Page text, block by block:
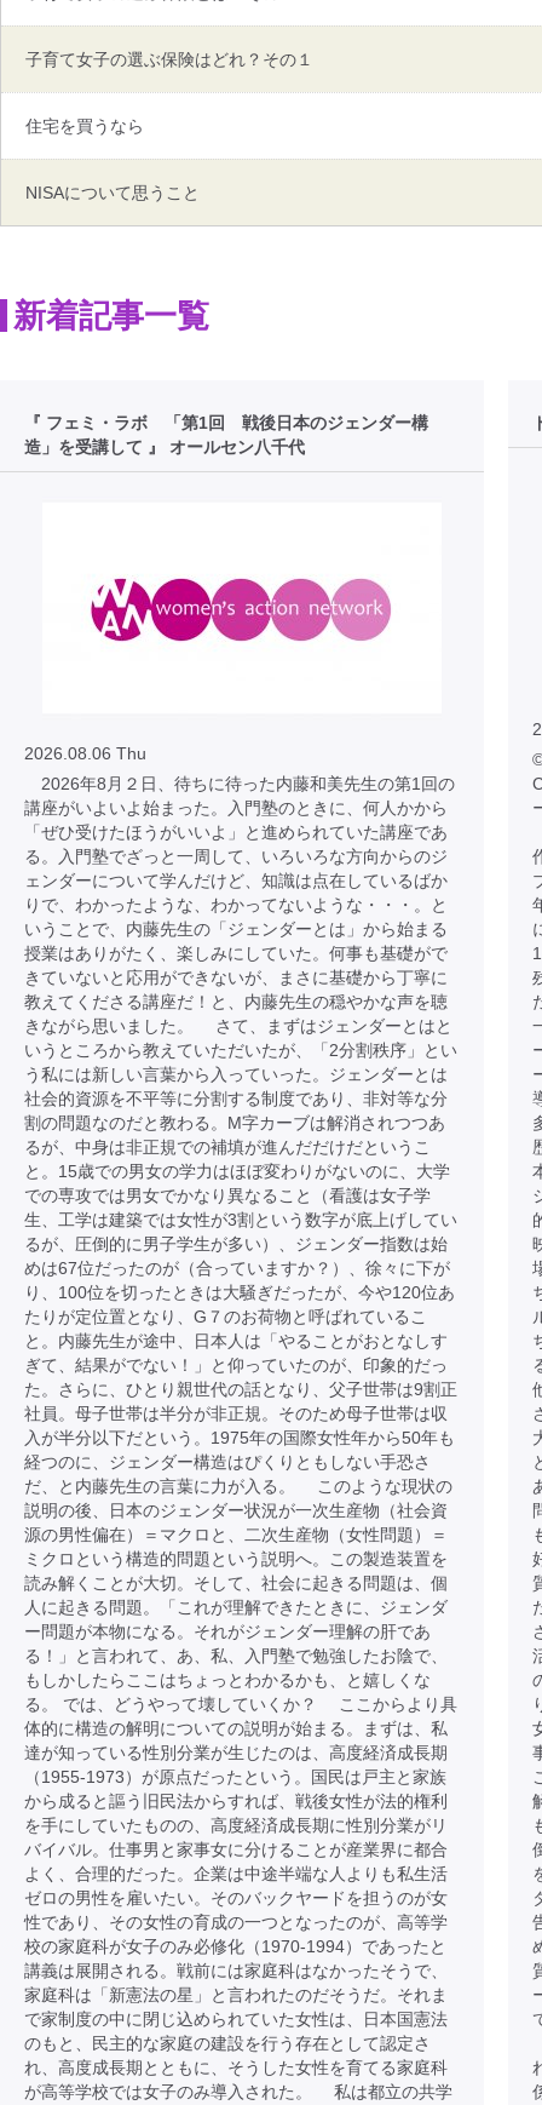
子育て女子の選ぶ保険はどれ？その１
住宅を買うなら
NISAについて思うこと
新着記事一覧
『 フェミ・ラボ 「第1回 戦後日本のジェンダー構
造」を受講して 』 オールセン八千代
2026.08.06 Thu
2026年8月２日、待ちに待った内藤和美先生の第1回の
講座がいよいよ始まった。入門塾のときに、何人かから
「ぜひ受けたほうがいいよ」と進められていた講座であ
る。入門塾でざっと一周して、いろいろな方向からのジ
ェンダーについて学んだけど、知識は点在しているばか
りで、わかったような、わかってないような・・・。と
いうことで、内藤先生の「ジェンダーとは」から始まる
授業はありがたく、楽しみにしていた。何事も基礎がで
きていないと応用ができないが、まさに基礎から丁寧に
教えてくださる講座だ！と、内藤先生の穏やかな声を聴
きながら思いました。 さて、まずはジェンダーとはと
いうところから教えていただいたが、「2分割秩序」とい
う私には新しい言葉から入っていった。ジェンダーとは
社会的資源を不平等に分割する制度であり、非対等な分
割の問題なのだと教わる。M字カーブは解消されつつあ
るが、中身は非正規での補填が進んだだけだというこ
と。15歳での男女の学力はほぼ変わりがないのに、大学
での専攻では男女でかなり異なること（看護は女子学
生、工学は建築では女性が3割という数字が底上げしてい
るが、圧倒的に男子学生が多い）、ジェンダー指数は始
めは67位だったのが（合っていますか？）、徐々に下が
り、100位を切ったときは大騒ぎだったが、今や120位あ
たりが定位置となり、G７のお荷物と呼ばれているこ
と。内藤先生が途中、日本人は「やることがおとなしす
ぎて、結果がでない！」と仰っていたのが、印象的だっ
た。さらに、ひとり親世代の話となり、父子世帯は9割正
社員。母子世帯は半分が非正規。そのため母子世帯は収
入が半分以下だという。1975年の国際女性年から50年も
経つのに、ジェンダー構造はぴくりともしない手恐さ
だ、と内藤先生の言葉に力が入る。 このような現状の
説明の後、日本のジェンダー状況が一次生産物（社会資
源の男性偏在）＝マクロと、二次生産物（女性問題）＝
ミクロという構造的問題という説明へ。この製造装置を
読み解くことが大切。そして、社会に起きる問題は、個
人に起きる問題。「これが理解できたときに、ジェンダ
ー問題が本物になる。それがジェンダー理解の肝であ
る！」と言われて、あ、私、入門塾で勉強したお陰で、
もしかしたらここはちょっとわかるかも、と嬉しくな
る。 では、どうやって壊していくか？ ここからより具
体的に構造の解明についての説明が始まる。まずは、私
達が知っている性別分業が生じたのは、高度経済成長期
（1955-1973）が原点だったという。国民は戸主と家族
から成ると謳う旧民法からすれば、戦後女性が法的権利
を手にしていたものの、高度経済成長期に性別分業がリ
バイバル。仕事男と家事女に分けることが産業界に都合
よく、合理的だった。企業は中途半端な人よりも私生活
ゼロの男性を雇いたい。そのバックヤードを担うのが女
性であり、その女性の育成の一つとなったのが、高等学
校の家庭科が女子のみ必修化（1970-1994）であったと
講義は展開される。戦前には家庭科はなかったそうで、
家庭科は「新憲法の星」と言われたのだそうだ。それま
で家制度の中に閉じ込められていた女性は、日本国憲法
のもと、民主的な家庭の建設を行う存在として認定さ
れ、高度成長期とともに、そうした女性を育てる家庭科
が高等学校では女子のみ導入された。 私は都立の共学